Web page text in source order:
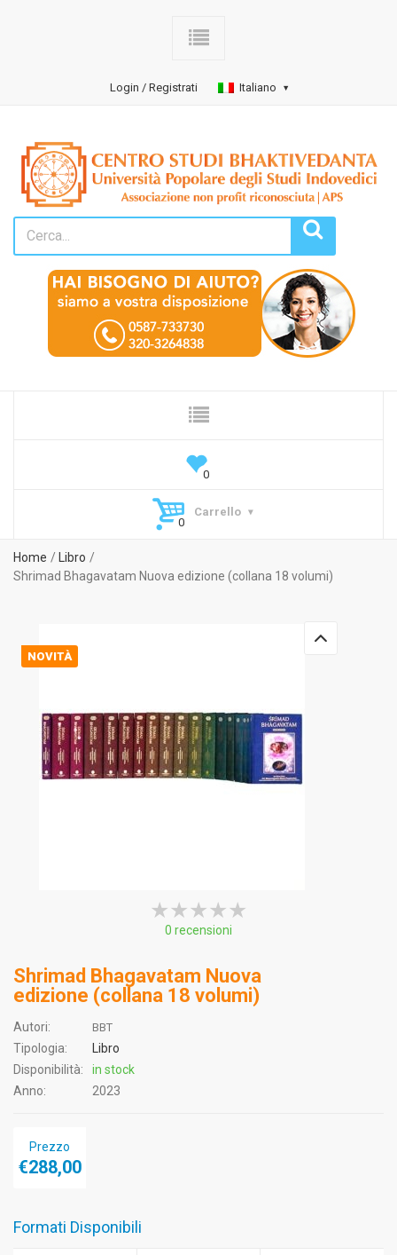
Login / Registrati Italiano
Carrello
Home
Libro
Shrimad Bhagavatam Nuova edizione (collana 18 volumi)
★★★★★
★★★★★
★★★★★
0 recensioni
NOVITÀ
Shrimad Bhagavatam Nuova
edizione (collana 18 volumi)
Autori: BBT
Tipologia:
Libro
Disponibilità:
in stock
Anno:
2023
Prezzo
€288,00
Formati Disponibili